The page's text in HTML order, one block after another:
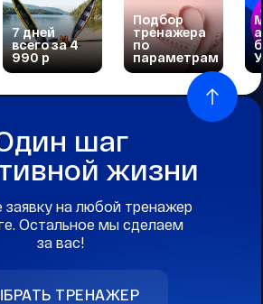
7 дней
всего за 4
990 р
Подбор
тренажера
по
параметрам
шаг
жизни
на любой тренажер
Остальное мы сделаем
за вас!
ТРЕНАЖЕР